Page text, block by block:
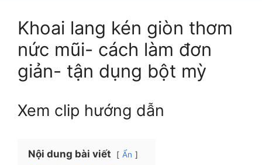
Khoai lang kén giòn thơm
nức mũi- cách làm đơn
giản- tận dụng bột mỳ
Xem clip hướng dẫn
Nội dung bài viết Ẩn